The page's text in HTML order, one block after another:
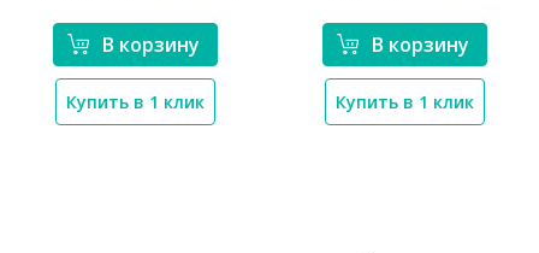
В корзину
Купить в 1 клик
В корзину
Купить в 1 клик